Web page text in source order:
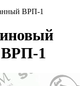
ВРП-1
ВРП-1